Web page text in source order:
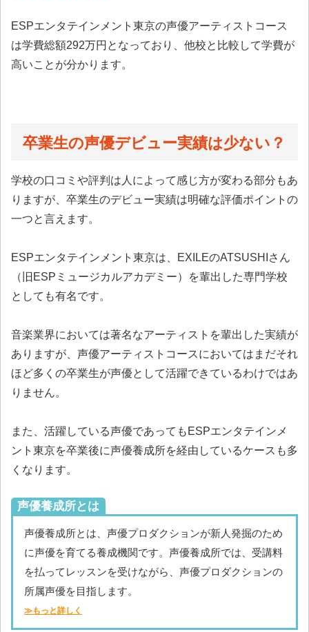
ESPエンタテインメント東京の声優アーティストコース
は学費総額292万円となっており、他校と比較して学費が
高いことが分かります。
卒業生の声優デビュー実績は少ない？
学校の口コミや評判は人によって感じ方が変わる部分もあ
りますが、卒業生のデビュー実績は明確な評価ポイントの
一つと言えます。
ESPエンタテインメント東京は、EXILEのATSUSHIさん
（旧ESPミュージカルアカデミー）を輩出した専門学校
としても有名です。
音楽業界においては著名なアーティストを輩出した実績が
ありますが、声優アーティストコースにおいてはまだそれ
ほど多くの卒業生が声優として活躍できているわけではあ
りません。
また、活躍している声優であってもESPエンタテインメ
ント東京を卒業後に声優養成所を経由しているケースも多
くなります。
声優養成所とは
声優養成所とは、声優プロダクションが新人発掘のため
に声優を育てる養成機関です。声優養成所では、受講料
を払ってレッスンを受けながら、声優プロダクションの
所属声優を目指します。
≫もっと詳しく